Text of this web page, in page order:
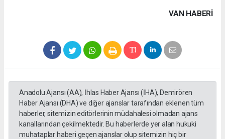
VAN HABERİ
Anadolu Ajansı (AA), İhlas Haber Ajansı (İHA), Demirören
Haber Ajansı (DHA) ve diğer ajanslar tarafından eklenen tüm
haberler, sitemizin editörlerinin müdahalesi olmadan ajans
kanallarından çekilmektedir. Bu haberlerde yer alan hukuki
muhataplar haberi geçen ajanslar olup sitemizin hiç bir